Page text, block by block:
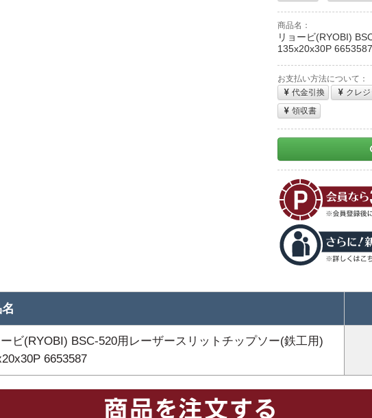
商品名：
リョービ(RYOBI)
135x20x30P 6653587
お支払い方法について：
代金引換
クレ
領収書
ービ(RYOBI) BSC-520用レーザースリットチップソー(鉄工用)
6653587